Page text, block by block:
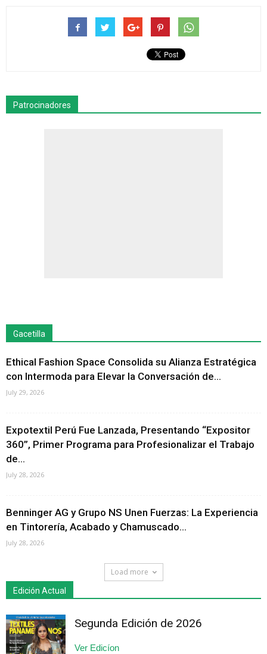
Patrocinadores
Gacetilla
Ethical Fashion Space Consolida su Alianza Estratégica
con Intermoda para Elevar la Conversación de...
July 29, 2026
Expotextil Perú Fue Lanzada, Presentando “Expositor
360”, Primer Programa para Profesionalizar el Trabajo
de...
July 28, 2026
Benninger AG y Grupo NS Unen Fuerzas: La Experiencia
en Tintorería, Acabado y Chamuscado...
July 28, 2026
Load more
Edición Actual
Segunda Edición de 2026
Ver Edicíon